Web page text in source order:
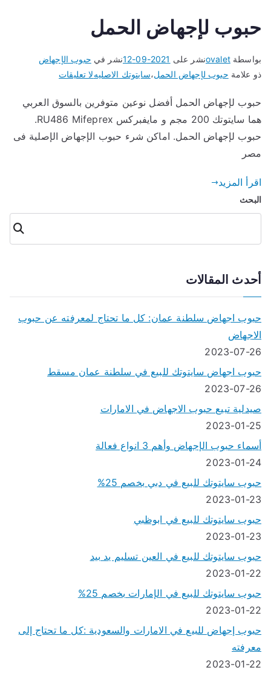
حبوب لإجهاض الحمل
بواسطةovaletنشر على 2021-09-12 نشر في حبوب الإجهاض
ذو علامة حبوب لإجهاض الحمل،سايتوتك الاصليهلا تعليقاتعلى
لإجهاض
الحمل
حبوب لإجهاض الحمل أفضل نوعين متوفرين بالسوق العربي
هما سايتوتك 200 مجم و مايفبركس RU486 Mifeprex.
حبوب لإجهاض الحمل. اماكن شرء حبوب الإجهاض الإصلية فى
مصر
اقرأ المزيد
البحث
البحث
أحدث المقالات
حبوب اجهاض سلطنة عمان: كل ما تحتاج لمعرفته عن حبوب
الاجهاض
2023-07-26
حبوب اجهاض سايتوتك للبيع في سلطنة عمان مسقط
2023-07-26
صيدلية تبيع حبوب الاجهاض في الامارات
2023-01-25
أسماء حبوب الإجهاض وأهم 3 انواع فعالة
2023-01-24
حبوب سايتوتك للبيع في دبي بخصم 25%
2023-01-23
حبوب سايتوتك للبيع في ابوظبي
2023-01-23
حبوب سايتوتك للبيع في العين تسليم يد بيد
2023-01-22
حبوب سايتوتك للبيع في الإمارات بخصم 25%
2023-01-22
حبوب إجهاض للبيع في الامارات والسعودية :كل ما تحتاج إلى
معرفته
2023-01-22